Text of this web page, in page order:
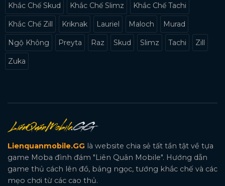
Khắc Chế Skud Khắc Chế Slimz Khắc Chế Tachi
Khắc Chế Zill Kriknak Lauriel Maloch Murad
Ngộ Không Preyta Raz Skud Slimz Tachi Zill
Zuka
Lienquanmobile.GG là website chia sẻ tất tần tật về tựa
game Moba đình đám "Liên Quân Mobile". Hướng dẫn
game thủ cách lên đồ, bảng ngọc, tướng khắc chế và các
mẹo chơi từ các cao thủ.